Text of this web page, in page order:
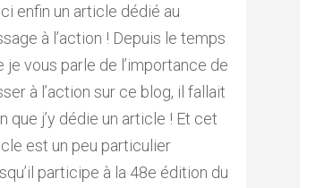
enfin un article dédié au
à l’action ! Depuis le temps
je vous parle de l’importance de
à l’action sur ce blog, il fallait
que j’y dédie un article ! Et cet
est un peu particulier
participe à la 48e édition du